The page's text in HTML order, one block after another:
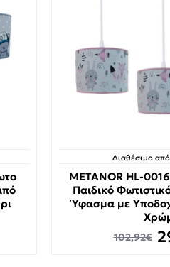
Διαθέσιμο
METANOR HL-
Παιδικό
Ύφασμα με
102,92€